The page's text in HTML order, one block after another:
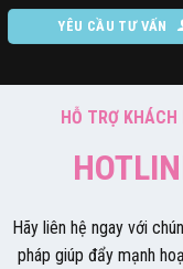
YÊU CẦU TƯ VẤN
HỖ TRỢ
Hãy liên hệ ngay với
pháp giúp đẩy mạnh